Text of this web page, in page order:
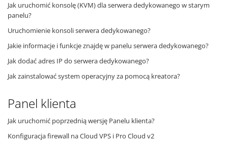
Jak uruchomić konsolę (KVM) dla serwera dedykowanego w starym
panelu?
Uruchomienie konsoli serwera dedykowanego?
Jakie informacje i funkcje znajdę w panelu serwera dedykowanego?
Jak dodać adres IP do serwera dedykowanego?
Jak zainstalować system operacyjny za pomocą kreatora?
Panel klienta
Jak uruchomić poprzednią wersję Panelu klienta?
Konfiguracja firewall na Cloud VPS i Pro Cloud v2